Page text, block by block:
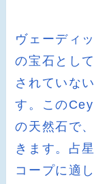
ヴェーディ
の宝石とし
されていな
す。この
の天然石で
きます。占
コープに適